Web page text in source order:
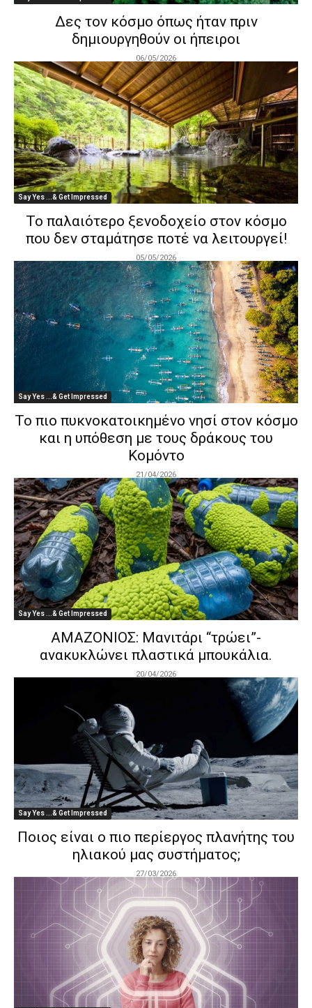
Δες τον κόσμο όπως ήταν πριν
δημιουργηθούν οι ήπειροι
06/05/2026
Say Yes ...& Get Impressed
Το παλαιότερο ξενοδοχείο στον κόσμο
που δεν σταμάτησε ποτέ να λειτουργεί!
05/05/2026
Say Yes ...& Get Impressed
Το πιο πυκνοκατοικημένο νησί στον κόσμο
και η υπόθεση με τους δράκους του
Κομόντο
21/04/2026
Say Yes ...& Get Impressed
ΑΜΑΖΟΝΙΟΣ: Μανιτάρι “τρώει”-
ανακυκλώνει πλαστικά μπουκάλια.
20/04/2026
Say Yes ...& Get Impressed
Ποιος είναι ο πιο περίεργος πλανήτης του
ηλιακού μας συστήματος;
27/03/2026